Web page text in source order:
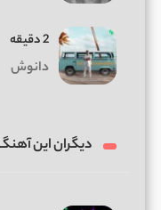
2 دقیقه
دانوش
دیگران این